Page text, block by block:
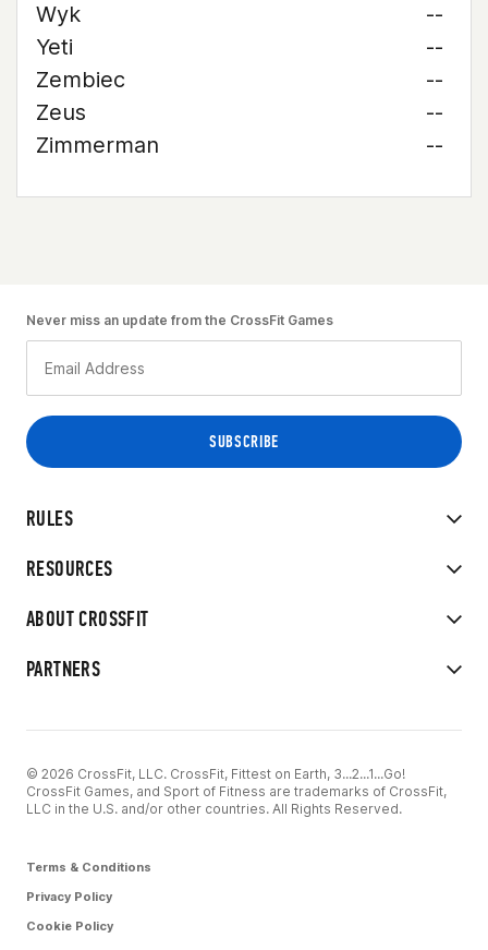
Wyk
--
Yeti
--
Zembiec
--
Zeus
--
Zimmerman
--
RULES
RESOURCES
ABOUT CROSSFIT
PARTNERS
Never miss an update from the CrossFit Games
© 2026 CrossFit, LLC. CrossFit, Fittest on Earth, 3...2...1...Go!
CrossFit Games, and Sport of Fitness are trademarks of CrossFit,
LLC in the U.S. and/or other countries. All Rights Reserved.
Terms & Conditions
Privacy Policy
Cookie Policy